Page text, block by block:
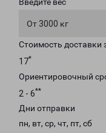
От 3000 кг
Стоимость
17*
Ориентировочный
2 - 6**
Дни отправки
пн, вт, ср, чт, пт, сб